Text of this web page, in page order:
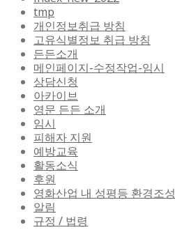
tmp
개인정보취급 방침
고유식별정보 취급 방침
든든소개
메인페이지-수정작업-임시
상담신청
아카이브
영문 든든 소개
임시
피해자 지원
예방교육
활동소식
후원
영화산업 내 성평등 환경조성
알림
규정 / 법령